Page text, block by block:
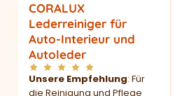
CORALUX
Lederreiniger für
Auto-Interieur und
Autoleder
Unsere Empfehlung: Für
die Reinigung und Pflege